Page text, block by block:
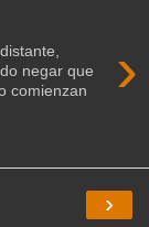
›
negar que
comienzan
›